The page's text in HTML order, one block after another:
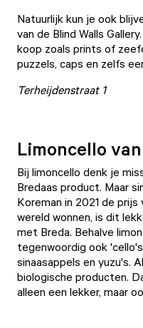
Natuurlijk kun je ook
van de Blind Walls
koop zoals prints of
puzzels, caps en zelfs
Terheijdenstraat 1
Limoncello
Bij limoncello denk je
Bredaas product. Maar
Koreman in 2021 de
wereld wonnen, is dit
met Breda. Behalve
tegenwoordig ook
sinaasappels en yuzu's.
biologische producten.
alleen een lekker, maar